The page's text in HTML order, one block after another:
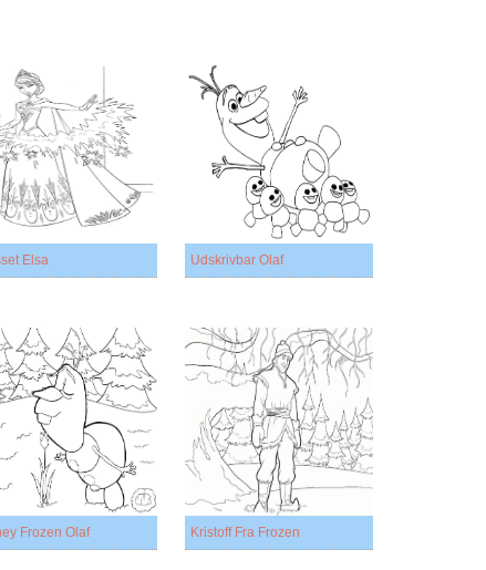
Elsa Udskrivbar Olaf
Frozen Olaf Kristoff Fra Frozen